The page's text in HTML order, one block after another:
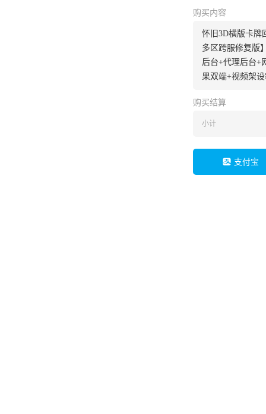
购买内容
怀旧3D横版卡牌
多区跨服修复版
后台+代理后台+
果双端+视频架
购买结算
小计
支付宝